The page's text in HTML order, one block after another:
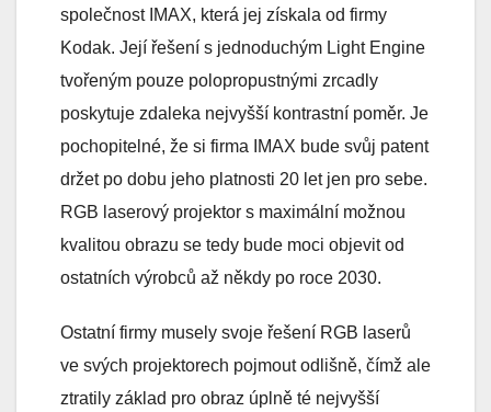
společnost IMAX, která jej získala od firmy
Kodak. Její řešení s jednoduchým Light Engine
tvořeným pouze polopropustnými zrcadly
poskytuje zdaleka nejvyšší kontrastní poměr. Je
pochopitelné, že si firma IMAX bude svůj patent
držet po dobu jeho platnosti 20 let jen pro sebe.
RGB laserový projektor s maximální možnou
kvalitou obrazu se tedy bude moci objevit od
ostatních výrobců až někdy po roce 2030.
Ostatní firmy musely svoje řešení RGB laserů
ve svých projektorech pojmout odlišně, čímž ale
ztratily základ pro obraz úplně té nejvyšší